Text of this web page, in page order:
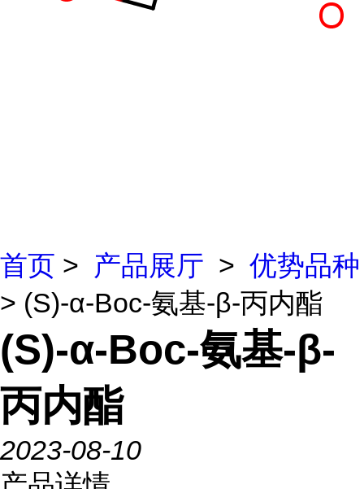
首页 > 产品展厅 > 优势品种
> (S)-α-Boc-氨基-β-丙内酯
(S)-α-Boc-氨基-β-
丙内酯
2023-08-10